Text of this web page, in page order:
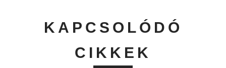
KAPCSOLÓDÓ
CIKKEK